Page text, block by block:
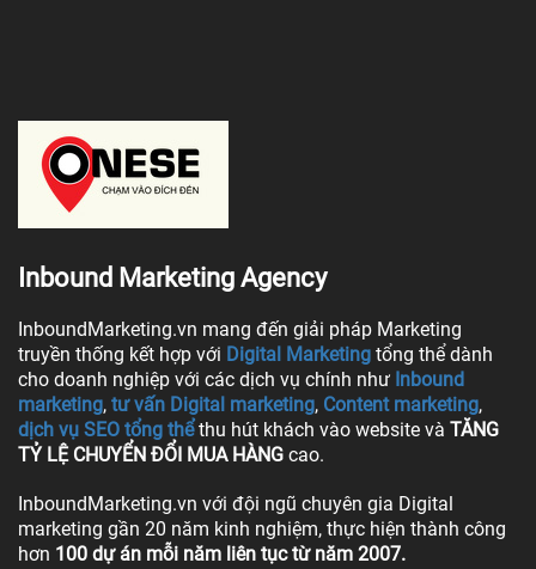
Inbound Marketing Agency
InboundMarketing.vn mang đến giải pháp Marketing
truyền thống kết hợp với Digital Marketing tổng thể dành
cho doanh nghiệp với các dịch vụ chính như Inbound
marketing, tư vấn Digital marketing, Content marketing,
dịch vụ SEO tổng thể thu hút khách vào website và TĂNG
TỶ LỆ CHUYỂN ĐỔI MUA HÀNG cao.
InboundMarketing.vn với đội ngũ chuyên gia Digital
marketing gần 20 năm kinh nghiệm, thực hiện thành công
hơn 100 dự án mỗi năm liên tục từ năm 2007.